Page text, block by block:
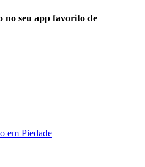
no seu app favorito de